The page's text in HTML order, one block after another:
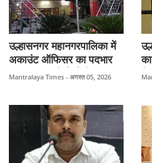
उल्हासनगर महानगरपालिका में
अकाउंट ऑफिसर का पदभार
अटका, तीन दिनों से नितल
Mantralaya Times - अगस्त 05, 2026